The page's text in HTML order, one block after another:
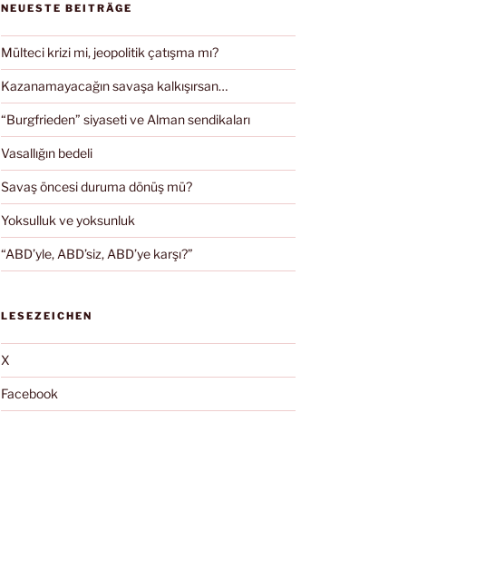
NEUESTE BEITRÄGE
Mülteci krizi mi, jeopolitik çatışma mı?
Kazanamayacağın savaşa kalkışırsan…
“Burgfrieden” siyaseti ve Alman sendikaları
Vasallığın bedeli
Savaş öncesi duruma dönüş mü?
Yoksulluk ve yoksunluk
“ABD’yle, ABD’siz, ABD’ye karşı?”
LESEZEICHEN
X
Facebook